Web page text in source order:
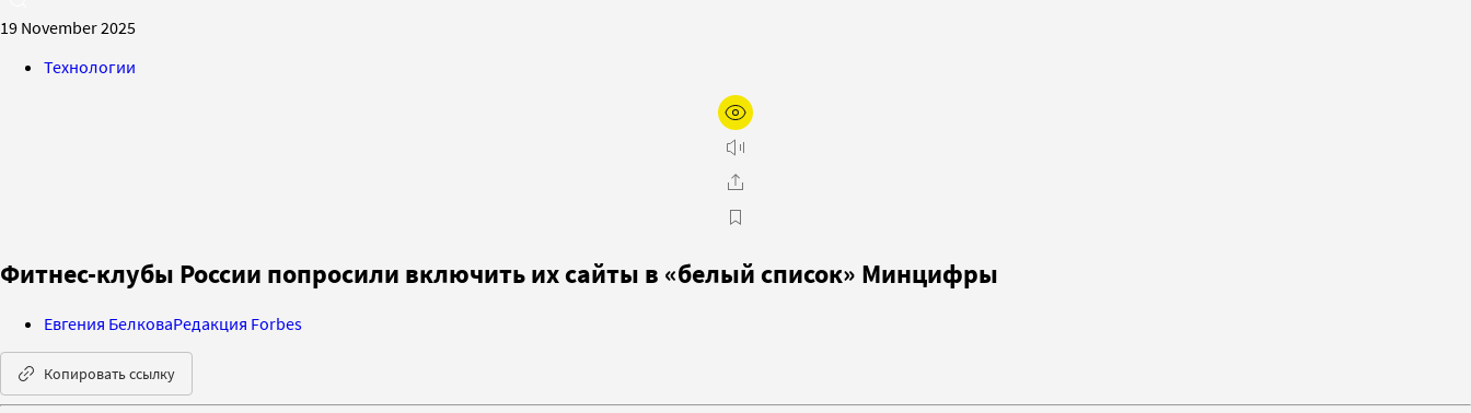
19 November 2025
Технологии
Фитнес-клубы России попросили включить их сайты в «белый список» Минцифры
Евгения БелковаРедакция Forbes
Копировать ссылку